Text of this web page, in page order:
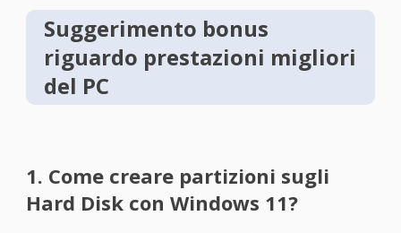
Suggerimento bonus
riguardo prestazioni migliori
del PC
1. Come creare partizioni sugli
Hard Disk con Windows 11?